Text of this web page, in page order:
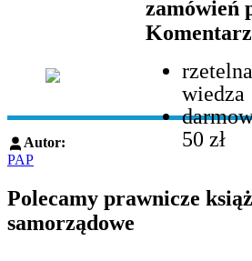
zamówień
Komentarz
wiedza
50 zł
Autor:
PAP
Polecamy prawnicze
samorządowe